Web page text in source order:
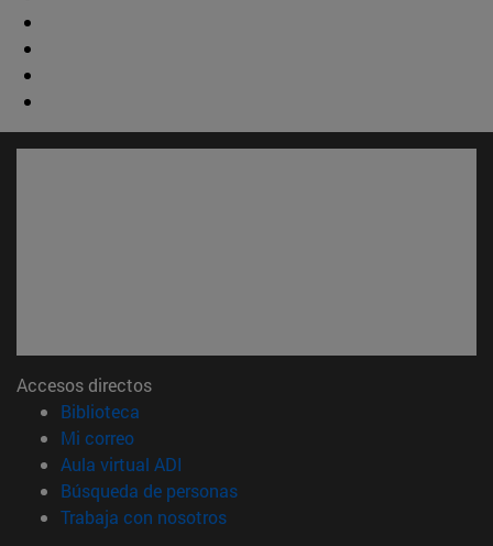
Accesos directos
Biblioteca
Mi correo(abre en nueva ventana)
Aula virtual ADI
Búsqueda de personas(abre en nueva ventana)
Trabaja con nosotros(abre en nueva ventana)